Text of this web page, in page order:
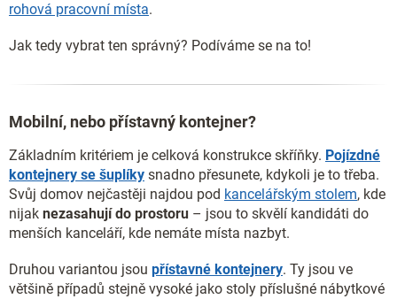
rohová pracovní místa.
Jak tedy vybrat ten správný? Podíváme se na to!
Mobilní, nebo přístavný kontejner?
Základním kritériem je celková konstrukce skříňky. Pojízdné
kontejnery se šuplíky snadno přesunete, kdykoli je to třeba.
Svůj domov nejčastěji najdou pod kancelářským stolem, kde
nijak nezasahují do prostoru – jsou to skvělí kandidáti do
menších kanceláří, kde nemáte místa nazbyt.
Druhou variantou jsou přístavné kontejnery. Ty jsou ve
většině případů stejně vysoké jako stoly příslušné nábytkové